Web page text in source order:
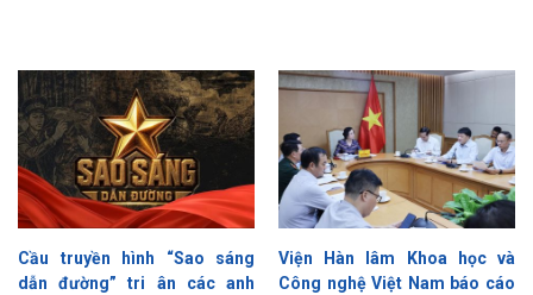
Cầu truyền hình “Sao sáng
dẫn đường” tri ân các anh
Viện Hàn lâm Khoa học và
Công nghệ Việt Nam báo cáo